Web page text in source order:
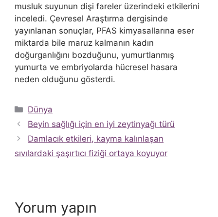
musluk suyunun dişi fareler üzerindeki etkilerini
inceledi. Çevresel Araştırma dergisinde
yayınlanan sonuçlar, PFAS kimyasallarına eser
miktarda bile maruz kalmanın kadın
doğurganlığını bozduğunu, yumurtlanmış
yumurta ve embriyolarda hücresel hasara
neden olduğunu gösterdi.
Kategoriler
Dünya
Beyin sağlığı için en iyi zeytinyağı türü
Damlacık etkileri, kayma kalınlaşan
sıvılardaki şaşırtıcı fiziği ortaya koyuyor
Yorum yapın